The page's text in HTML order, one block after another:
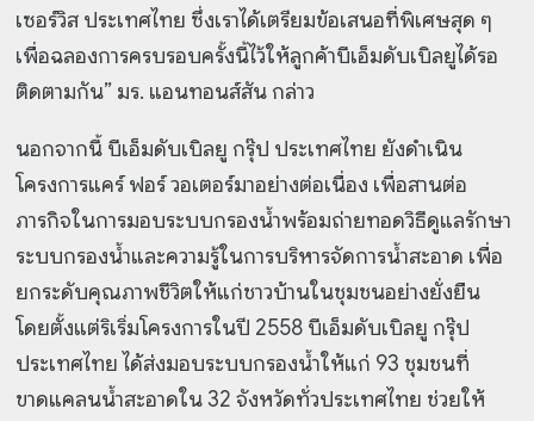
เซอร์วิส ประเทศไทย ซึ่งเราได้เตรียมข้อเสนอที่พิเศษสุด ๆ
เพื่อฉลองการครบรอบครั้งนี้ไว้ให้ลูกค้าบีเอ็มดับเบิลยูได้รอ
ติดตามกัน” มร. แอนทอนส์สัน กล่าว
นอกจากนี้ บีเอ็มดับเบิลยู กรุ๊ป ประเทศไทย ยังดำเนิน
โครงการแคร์ ฟอร์ วอเตอร์มาอย่างต่อเนื่อง เพื่อสานต่อ
ภารกิจในการมอบระบบกรองน้ำพร้อมถ่ายทอดวิธีดูแลรักษา
ระบบกรองน้ำและความรู้ในการบริหารจัดการน้ำสะอาด เพื่อ
ยกระดับคุณภาพชีวิตให้แก่ชาวบ้านในชุมชนอย่างยั่งยืน
โดยตั้งแต่ริเริ่มโครงการในปี 2558 บีเอ็มดับเบิลยู กรุ๊ป
ประเทศไทย ได้ส่งมอบระบบกรองน้ำให้แก่ 93 ชุมชนที่
ขาดแคลนน้ำสะอาดใน 32 จังหวัดทั่วประเทศไทย ช่วยให้